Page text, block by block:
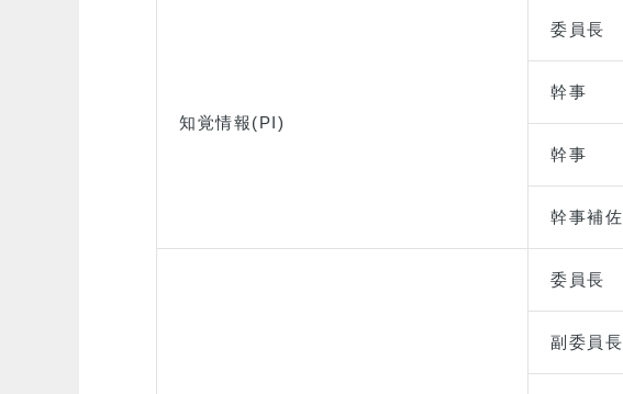
知覚情報(PI)
委員長
幹事
幹事
幹事補佐
委員長
副委員長